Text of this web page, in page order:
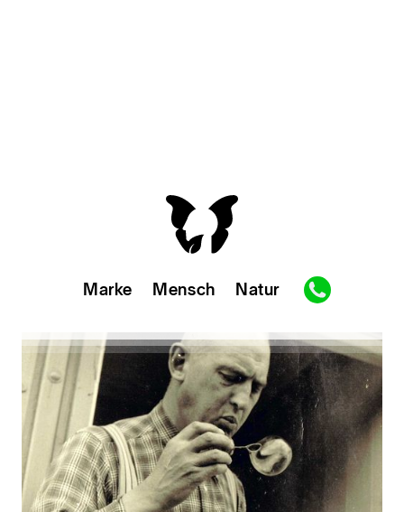
Marke Mensch Natur
Markenstrategie
Markendesign
Markenberatung
Kundenfokus
Über uns
Unsere Haltung
Gesellschaftsdesign
Wirtschaften
Leben